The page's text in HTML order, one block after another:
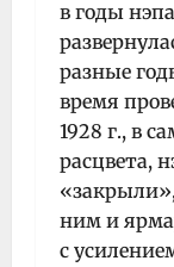
в годы
разные
время
1928 г., в
расцвета,
ним и
с